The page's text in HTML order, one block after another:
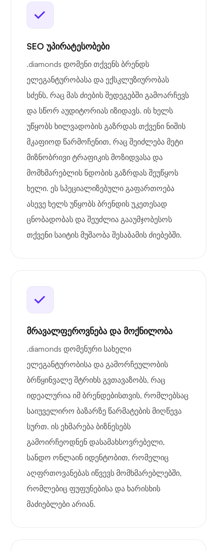
SEO უპირატესობები
.diamonds დომენი თქვენს ბრენდს
ელეგანტურობასა და ექსკლუზიურობას
სძენს, რაც მას ძიების შედეგებში გამოარჩევს
და სწორ აუდიტორიას იზიდავს. ის ხელს
უწყობს ხილვადობის გაზრდას თქვენი ნიშის
მკაფიოდ წარმოჩენით, რაც შეიძლება მეტი
მიზნობრივი ტრაფიკის მოზიდვასა და
მომხმარებლის ნდობის გაზრდას შეუწყოს
ხელი. ეს სპეციალიზებული გაფართოება
ასევე ხელს უწყობს ბრენდის უკეთესად
ცნობადობას და შეუძლია გააუმჯობესოს
თქვენი საიტის მუშაობა შესაბამის ძიებებში.
მრავალფეროვნება და მოქნილობა
.diamonds დომენური სახელი
ელეგანტურობისა და გამორჩეულობის
ბრწყინვალე შტრიხს გვთავაზობს, რაც
იდეალურია იმ ბრენდებისთვის, რომლებსაც
საიუველირო ბაზარზე წარმატების მიღწევა
სურთ. ის ეხმარება ბიზნესებს
გამოირჩეოდნენ დასამახსოვრებელი,
სანდო ონლაინ იდენტობით, რომელიც
აღფრთოვანებას იწვევს მომხმარებლებში,
რომლებიც ფუფუნებისა და ხარისხის
მაძიებლები არიან.